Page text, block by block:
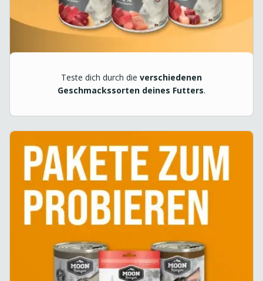
Teste dich durch die verschiedenen
Geschmackssorten deines Futters.